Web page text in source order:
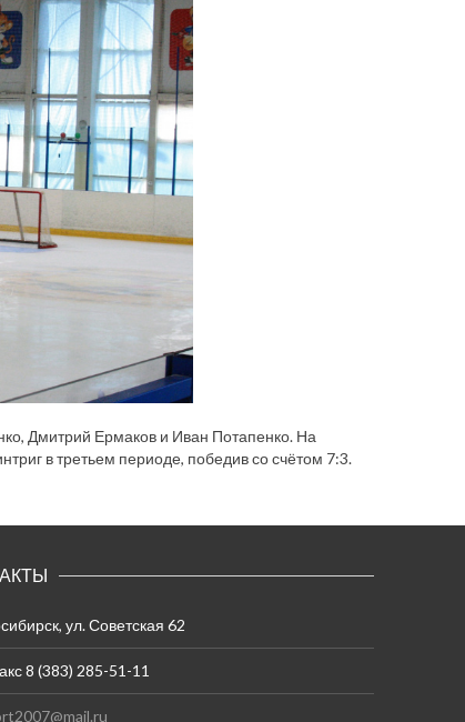
Дмитрий Ермаков и Иван Потапенко. На
в третьем периоде, победив со счётом 7:3.
ул. Советская 62
8 (383) 285-51-11